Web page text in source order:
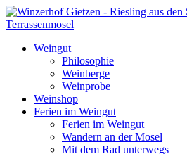
Weingut
Philosophie
Weinberge
Weinprobe
Weinshop
Ferien im Weingut
Ferien im Weingut
Wandern an der Mosel
Mit dem Rad unterwegs